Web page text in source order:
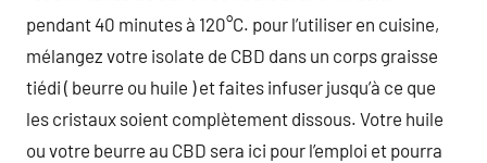
pendant 40 minutes à 120°C. pour l’utiliser en cuisine,
mélangez votre isolate de CBD dans un corps graisse
tiédi ( beurre ou huile ) et faites infuser jusqu’à ce que
les cristaux soient complètement dissous. Votre huile
ou votre beurre au CBD sera ici pour l’emploi et pourra